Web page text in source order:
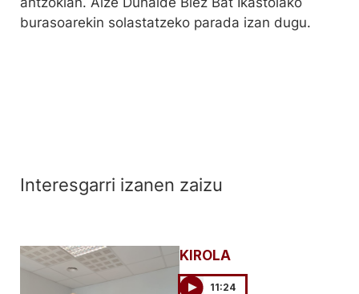
burasoarekin solastatzeko parada izan dugu.
Interesgarri izanen zaizu
KIROLA
11:24